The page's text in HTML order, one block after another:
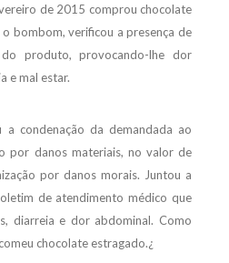
de 2015 comprou chocolate
bombom, verificou a presença de
produto, provocando-lhe dor
e mal estar.
condenação da demandada ao
por danos materiais, no valor de
por danos morais. Juntou a
de atendimento médico que
diarreia e dor abdominal. Como
chocolate estragado.¿